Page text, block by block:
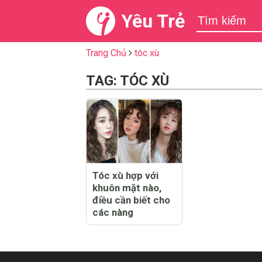
Yêu Trẻ
Trang Chủ tóc xù
TAG: TÓC XÙ
Tóc xù hợp với
khuôn mặt nào,
điều cần biết cho
các nàng